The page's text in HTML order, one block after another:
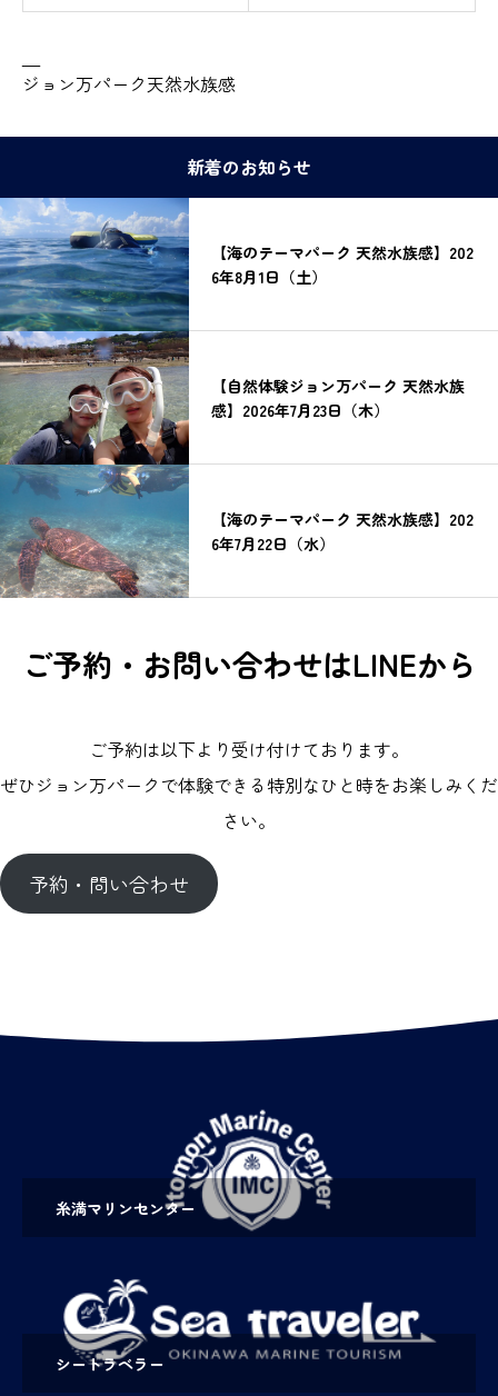
—
ジョン万パーク天然水族感
新着のお知らせ
【海のテーマパーク 天然水族感】202
6年8月1日（土）
【自然体験ジョン万パーク 天然水族
感】2026年7月23日（木）
【海のテーマパーク 天然水族感】202
6年7月22日（水）
ご予約・お問い合わせはLINEから
ご予約は以下より受け付けております。
ぜひジョン万パークで体験できる特別なひと時をお楽しみくだ
さい。
予約・問い合わせ
糸満マリンセンター
シートラベラー